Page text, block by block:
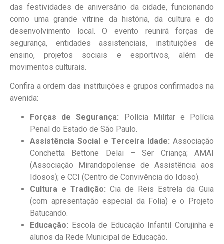
das festividades de aniversário da cidade, funcionando
como uma grande vitrine da história, da cultura e do
desenvolvimento local. O evento reunirá forças de
segurança, entidades assistenciais, instituições de
ensino, projetos sociais e esportivos, além de
movimentos culturais.
Confira a ordem das instituições e grupos confirmados na
avenida:
Forças de Segurança: Polícia Militar e Polícia
Penal do Estado de São Paulo.
Assistência Social e Terceira Idade: Associação
Conchetta Bettone Delai – Ser Criança; AMAI
(Associação Mirandopolense de Assistência aos
Idosos); e CCI (Centro de Convivência do Idoso).
Cultura e Tradição: Cia de Reis Estrela da Guia
(com apresentação especial da Folia) e o Projeto
Batucando.
Educação: Escola de Educação Infantil Corujinha e
alunos da Rede Municipal de Educação.